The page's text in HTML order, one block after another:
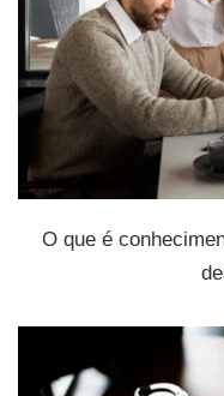
O que é